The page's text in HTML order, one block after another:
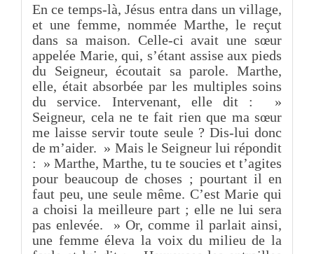
En ce temps-là, Jésus entra dans un village,
et une femme, nommée Marthe, le reçut
dans sa maison. Celle-ci avait une sœur
appelée Marie, qui, s’étant assise aux pieds
du Seigneur, écoutait sa parole. Marthe,
elle, était absorbée par les multiples soins
du service. Intervenant, elle dit : »
Seigneur, cela ne te fait rien que ma sœur
me laisse servir toute seule ? Dis-lui donc
de m’aider. » Mais le Seigneur lui répondit
: » Marthe, Marthe, tu te soucies et t’agites
pour beaucoup de choses ; pourtant il en
faut peu, une seule même. C’est Marie qui
a choisi la meilleure part ; elle ne lui sera
pas enlevée. » Or, comme il parlait ainsi,
une femme éleva la voix du milieu de la